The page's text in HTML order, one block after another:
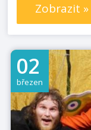
Zobrazit »
02
březen